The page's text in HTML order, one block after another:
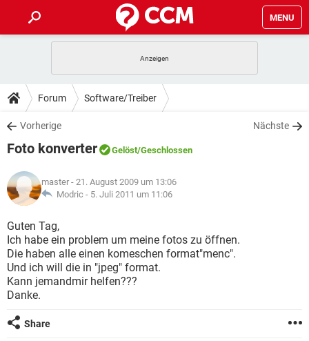
MENU
ANDROID IOS
WINDOWS 10
WHATSAPP TIKTOK
FACEBOOK
TIPPS & TRICKS
SPIELE
WHATSAPP TIKTOK
FACEBOOK
DOWNLOADS
SPIELE STREAMING
ANDROID
WINDOWS 10 INSTAGRAM
WHATSAPP
FACEBOOK HARDWARE
SPIELE STREAMING
ANDROID
WINDOWS 10
WHATSAPP TIKTOK
FACEBOOK
LEXIKON
SPIELE
ANDROID IOS
WINDOWS 10
WHATSAPP
FACEBOOK
Forum Software/Treiber
Vorherige Nächste
Foto konverter Gelöst/Geschlossen
master - 21. August 2009 um 13:06
Modric - 5. Juli 2011 um 11:06
Guten Tag,
Ich habe ein problem um meine fotos zu öffnen.
Die haben alle einen komeschen format"menc".
Und ich will die in "jpeg" format.
Kann jemandmir helfen???
Danke.
Share